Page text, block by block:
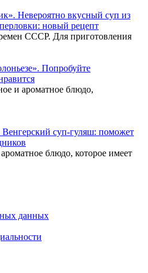
Невероятно вкусный суп из
новый рецепт
СССР. Для приготовления
Попробуйте
и ароматное блюдо,
суп-гуляш: поможет
блюдо, которое имеет
данных